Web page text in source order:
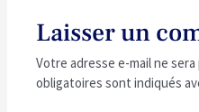
Laisser un
Votre adresse e-mail ne sera
obligatoires sont indiqués